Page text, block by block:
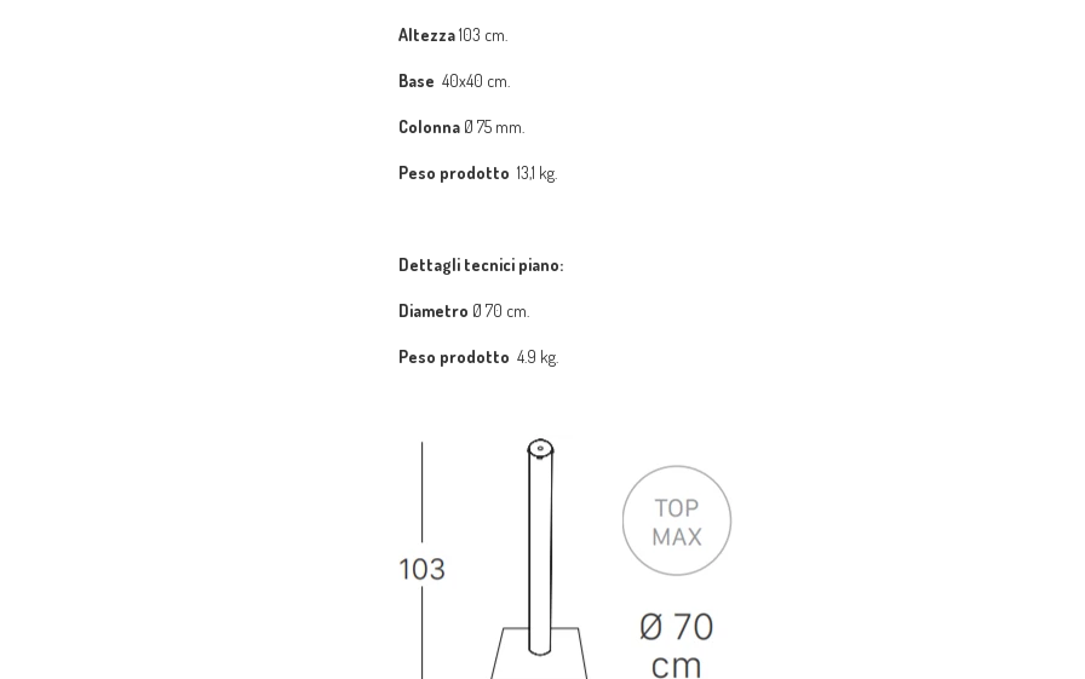
Altezza103 cm.
Base 40x40 cm.
Colonna Ø 75 mm.
Peso prodotto 13,1 kg.
Dettagli tecnici piano:
Diametro Ø 70 cm.
Peso prodotto 4.9 kg.